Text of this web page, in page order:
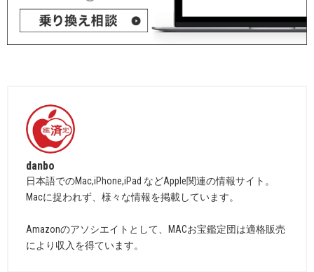
danbo
日本語でのMac,iPhone,iPad などApple関連の情報サイト。
Macに捉われず、様々な情報を掲載しています。
Amazonのアソシエイトとして、MACお宝鑑定団は適格販売
により収入を得ています。